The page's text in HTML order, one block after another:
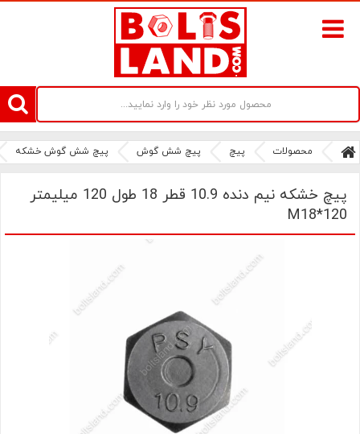
سامانه آنلاین فروش پیچ و مهره های صنعتی بولتز لند | سرزمین پیچ
محصولات پیچ پیچ شش گوش پیچ شش گوش خشکه
پیچ خشکه نیم دنده 10.9 قطر 18 طول 120 میلیمتر
M18*120